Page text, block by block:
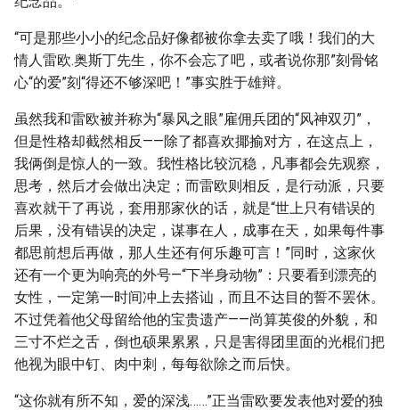
“可是那些小小的纪念品好像都被你拿去卖了哦！我们的大
情人雷欧.奥斯丁先生，你不会忘了吧，或者说你那”刻骨铭
心“的爱”刻“得还不够深吧！”事实胜于雄辩。
虽然我和雷欧被并称为“暴风之眼”雇佣兵团的“风神双刃”，
但是性格却截然相反——除了都喜欢揶揄对方，在这点上，
我俩倒是惊人的一致。我性格比较沉稳，凡事都会先观察，
思考，然后才会做出决定；而雷欧则相反，是行动派，只要
喜欢就干了再说，套用那家伙的话，就是“世上只有错误的
后果，没有错误的决定，谋事在人，成事在天，如果每件事
都思前想后再做，那人生还有何乐趣可言！”同时，这家伙
还有一个更为响亮的外号—“下半身动物”：只要看到漂亮的
女性，一定第一时间冲上去搭讪，而且不达目的誓不罢休。
不过凭着他父母留给他的宝贵遗产——尚算英俊的外貌，和
三寸不烂之舌，倒也硕果累累，只是害得团里面的光棍们把
他视为眼中钉、肉中刺，每每欲除之而后快。
“这你就有所不知，爱的深浅……”正当雷欧要发表他对爱的独